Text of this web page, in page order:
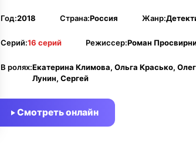
Год:2018 Страна:Россия Жанр:
Серий:16 серий Режиссер:Роман
В ролях:Екатерина Климова, Ольга Красько,
Лунин, Сергей
Смотреть онлайн